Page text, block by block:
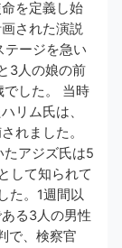
を定義し始
された演説
テージを急い
3人の娘の前
した。 当時
リム氏は、
れました。
たアジズ氏は5
して知られて
た。1週間以
る3人の男性
で、検察官